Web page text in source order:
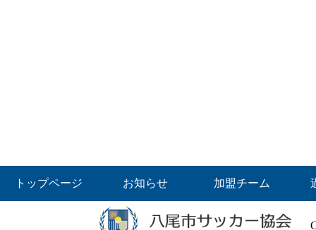
トップページ お知らせ 加盟チーム